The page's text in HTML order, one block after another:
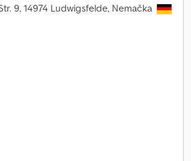
9, 14974 Ludwigsfelde, Nemačka